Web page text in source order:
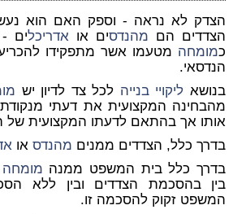
הצדק לא נראה - וספק האם הוא
הצדדים הם מהנדסים או אדריכלים
כמומחה מטעמו אשר מתפקידו
הנדסאי.
בנושא ליקויי בנייה לכל צד לדיון יש
מהבחינה המקצועית את דעתי
אותו אך בהתאם לדעתו המקצועית של
בדרך כלל, הצדדים ממנים מהנדסאו
בדרך כלל בית המשפט ממנה מומחה
בין בהסכמת הצדדים ובין ללא
המשפט זקוק להסכמה זו.